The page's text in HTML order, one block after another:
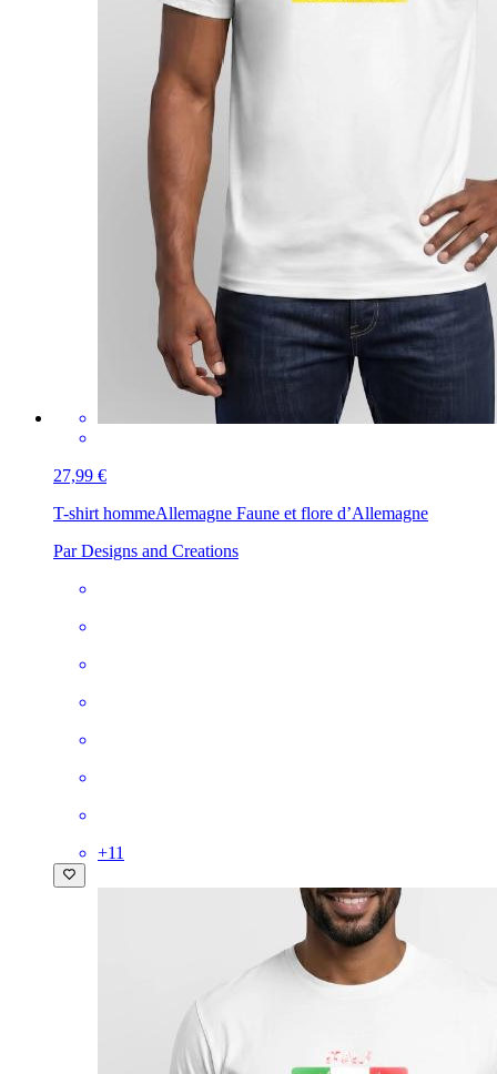
27,99 €
T-shirt hommeAllemagne Faune et flore d’Allemagne
Par Designs and Creations
+11